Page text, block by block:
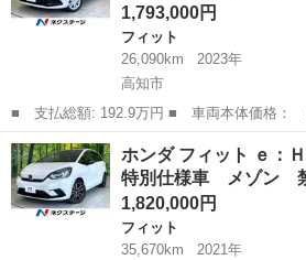
1,793,000円
フィット
26,090km
2023年
高知市
■ 支払総額: 192.9万円 ■ 車両本体価格： 1,793,000 円 ■ メーカ
ー名： ホンダ ■ 車種名： フィット ■
Ｖホーム 禁煙車 ナビ バックカメラ ア
ＴＣ Ｂ...
高知 高知市 フィット
ホンダ フィット ｅ：
特別仕様車 メゾン
1,820,000円
フィット
35,670km
2021年